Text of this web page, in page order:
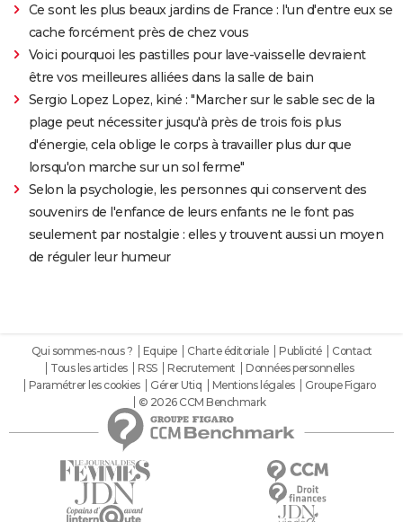
Ce sont les plus beaux jardins de France : l'un d'entre eux se
cache forcément près de chez vous
Voici pourquoi les pastilles pour lave-vaisselle devraient
être vos meilleures alliées dans la salle de bain
Sergio Lopez Lopez, kiné : "Marcher sur le sable sec de la
plage peut nécessiter jusqu'à près de trois fois plus
d'énergie, cela oblige le corps à travailler plus dur que
lorsqu'on marche sur un sol ferme"
Selon la psychologie, les personnes qui conservent des
souvenirs de l'enfance de leurs enfants ne le font pas
seulement par nostalgie : elles y trouvent aussi un moyen
de réguler leur humeur
Qui sommes-nous ? Equipe Charte éditoriale Publicité
Contact
Tous les articles
RSS Recrutement
Données personnelles
Paramétrer les cookies
Gérer Utiq Mentions légales
Groupe Figaro
© 2026 CCM Benchmark